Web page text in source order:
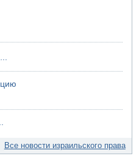
Все новости израильского права